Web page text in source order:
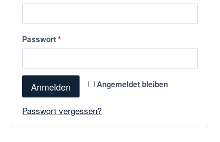
Passwort*
Angemeldet bleiben
Anmelden
Passwort vergessen?